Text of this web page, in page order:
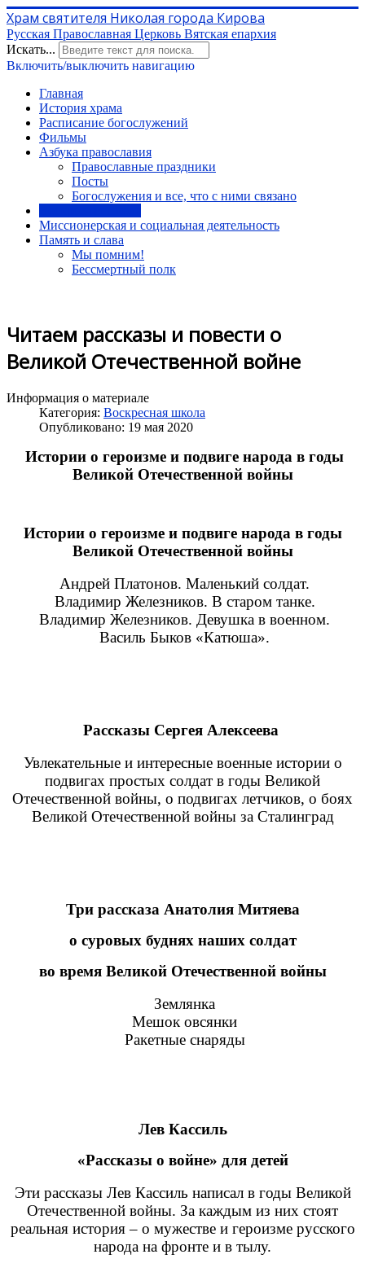
Храм святителя Николая города Кирова
Русская Православная Церковь Вятская епархия
Искать...
Включить/выключить навигацию
Главная
История храма
Расписание богослужений
Фильмы
Азбука православия
Православные праздники
Посты
Богослужения и все, что с ними связано
Миссионерская и социальная деятельность
Память и слава
Мы помним!
Бессмертный полк
Читаем рассказы и повести о
Великой Отечественной войне
Информация о материале
Категория: Воскресная школа
Опубликовано: 19 мая 2020
Истории о героизме и подвиге народа в годы
Великой Отечественной войны
Истории о героизме и подвиге народа в годы
Великой Отечественной войны
Андрей Платонов. Маленький солдат.
Владимир Железников. В старом танке.
Владимир Железников. Девушка в военном.
Василь Быков «Катюша».
Рассказы Сергея Алексеева
Увлекательные и интересные военные истории о
подвигах простых солдат в годы Великой
Отечественной войны, о подвигах летчиков, о боях
Великой Отечественной войны за Сталинград
Три рассказа Анатолия Митяева
о суровых буднях наших солдат
во время Великой Отечественной войны
Землянка
Мешок овсянки
Ракетные снаряды
Лев Кассиль
«Рассказы о войне» для детей
Эти рассказы Лев Кассиль написал в годы Великой
Отечественной войны. За каждым из них стоят
реальная история – о мужестве и героизме русского
народа на фронте и в тылу.